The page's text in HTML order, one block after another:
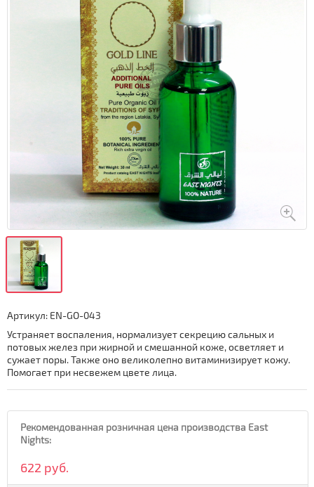
Артикул: EN-GO-043
Устраняет воспаления, нормализует секрецию сальных и
потовых желез при жирной и смешанной коже, осветляет и
сужает поры. Также оно великолепно витаминизирует кожу.
Помогает при несвежем цвете лица.
Рекомендованная розничная цена производства East
Nights:
622 руб.